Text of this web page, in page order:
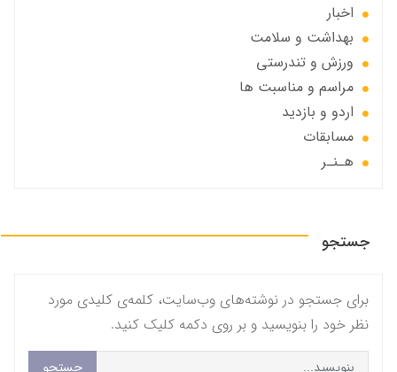
اخبار
بهداشت و سلامت
ورزش و تندرستی
مراسم و مناسبت ها
اردو و بازدید
مسابقات
هـنـر
جستجو
برای جستجو در نوشته‌های وب‌سایت، کلمه‌ی کلیدی مورد
نظر خود را بنویسید و بر روی دکمه کلیک کنید.